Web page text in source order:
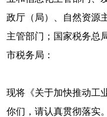
政厅（局）、自然资源
主管部门；国家税务总
市税务局：
现将《关于加快推动工
你们，请认真贯彻落实。